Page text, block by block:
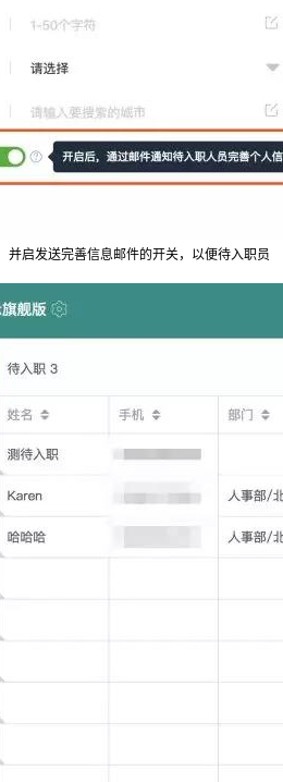
启发送完善信息邮件的开关，以便待入职员